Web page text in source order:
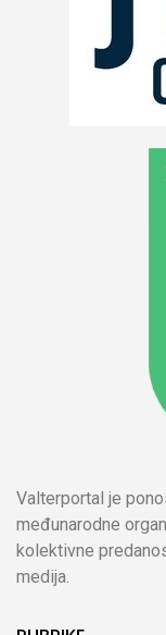
Valterportal je
međunarodne
kolektivne
medija.